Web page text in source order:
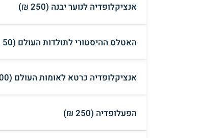
אנציקלופדיה לנוער יבנה (250 ₪)
האטלס ההיסטורי לתולדות העולם (50 ₪)
אנציקלופדיה כרטא לאומות העולם (100 ₪)
הפעלופדיה (250 ₪)